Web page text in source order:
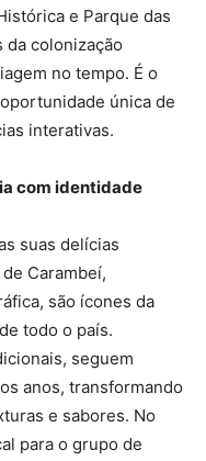
e Parque das
da colonização
no tempo. É o
única de
interativas.
com identidade
suas delícias
Carambeí,
são ícones da
todo o país.
seguem
anos, transformando
e sabores. No
para o grupo de